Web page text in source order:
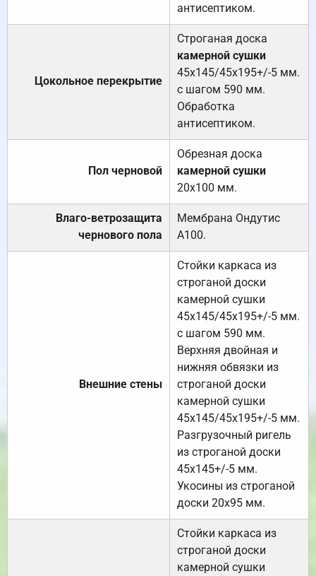
антисептиком.
Цокольное перекрытие
Строганая доска
камерной сушки
45х145/45х195+/-5 мм.
с шагом 590 мм.
Обработка
антисептиком.
Пол черновой
Обрезная доска
камерной сушки
20х100 мм.
Влаго-ветрозащита
чернового пола
Мембрана Ондутис
А100.
Внешние стены
Стойки каркаса из
строганой доски
камерной сушки
45х145/45х195+/-5 мм.
с шагом 590 мм.
Верхняя двойная и
нижняя обвязки из
строганой доски
камерной сушки
45х145/45х195+/-5 мм.
Разгрузочный ригель
из строганой доски
45х145+/-5 мм.
Укосины из строганой
доски 20х95 мм.
Стойки каркаса из
строганой доски
камерной сушки